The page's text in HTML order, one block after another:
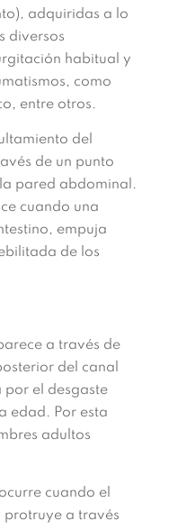
adquiridas a lo
diversos
habitual y
como
entre otros.
del
de un punto
pared abdominal.
cuando una
empuja
de los
a través de
del canal
por el desgaste
edad. Por esta
adultos
ocurre cuando el
a través